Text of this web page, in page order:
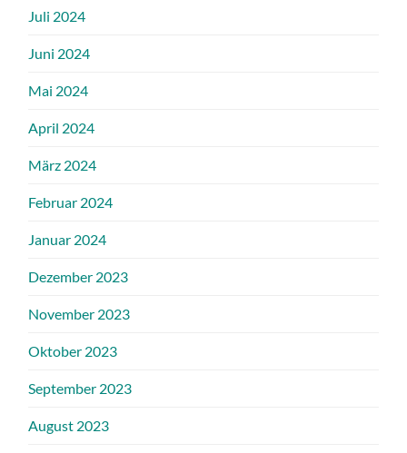
Juli 2024
Juni 2024
Mai 2024
April 2024
März 2024
Februar 2024
Januar 2024
Dezember 2023
November 2023
Oktober 2023
September 2023
August 2023